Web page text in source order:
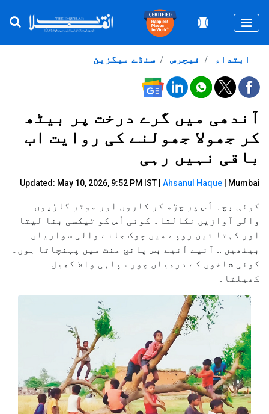
سنڈے میگزین فیچرس ابتداء
آندھی میں گرے درخت پر بیٹھ
کر جھولا جھولنے کی روایت اب
باقی نہیں رہی
Updated: May 10, 2026, 9:52 PM IST | Ahsanul Haque | Mumbai
کوئی بچہ اُس پر چڑھ کر کاروں اور موٹر گاڑیوں
والی آوازیں نکالتا۔ کوئی اُس کو ٹیکسی بنا لیتا
اور کہتا تین روپے میں چوک جانے والی سواریاں
بیٹھیں .. آئیے آئیے بس پانچ منٹ میں پہنچاتا ہوں۔
کوئی شاخوں کے درمیان چور سپاہی والا کھیل
کھیلتا۔